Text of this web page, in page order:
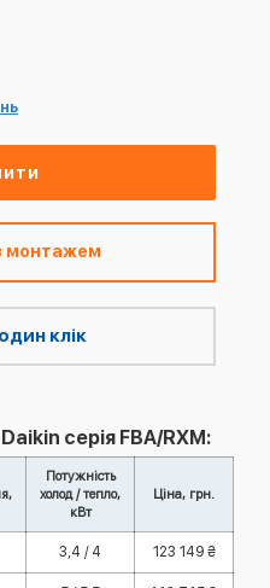
монтажем
клік
серія FBA/RXM:
Потужність
холод / тепло,
кВт
Ціна, грн.
3,4 / 4 123 149 ₴